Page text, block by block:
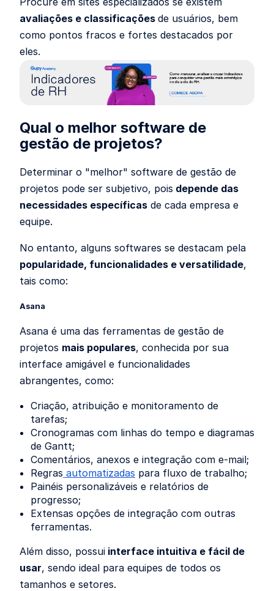
avaliações e classificações de usuários, bem
como pontos fracos e fortes destacados por
eles.
Qual o melhor software de
gestão de projetos?
Determinar o "melhor" software de gestão de
projetos pode ser subjetivo, pois depende das
necessidades específicas de cada empresa e
equipe.
No entanto, alguns softwares se destacam pela
popularidade, funcionalidades e versatilidade,
tais como:
Asana
Asana é uma das ferramentas de gestão de
projetos mais populares, conhecida por sua
interface amigável e funcionalidades
abrangentes, como:
Criação, atribuição e monitoramento de
tarefas;
Cronogramas com linhas do tempo e diagramas
de Gantt;
Comentários, anexos e integração com e-mail;
Regras automatizadas para fluxo de trabalho;
Painéis personalizáveis e relatórios de
progresso;
Extensas opções de integração com outras
ferramentas.
Além disso, possui interface intuitiva e fácil de
usar, sendo ideal para equipes de todos os
tamanhos e setores.